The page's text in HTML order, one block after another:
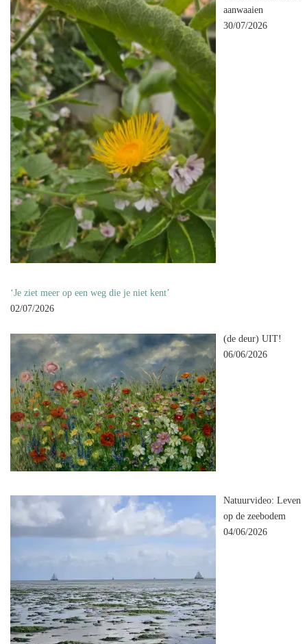
aanwaaien
30/07/2026
‘Je ziet meer op een weg die je niet kent’
02/07/2026
(de deur) UIT!
06/06/2026
Natuurvideo: Leven
op de zeebodem
04/06/2026